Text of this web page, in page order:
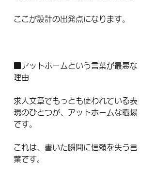
ここが設計の出発点になります。
■アットホームという言葉が最悪な
理由
求人文章でもっとも使われている表
現のひとつが、アットホームな職場
です。
これは、書いた瞬間に信頼を失う言
葉です。